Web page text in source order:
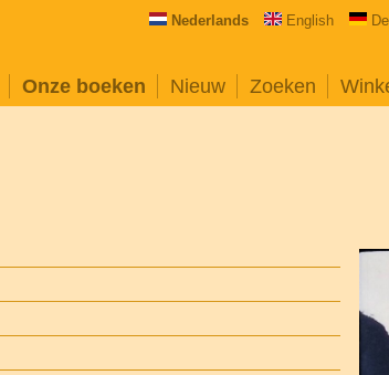
Nederlands English
Onze boeken Nieuw Zoeken